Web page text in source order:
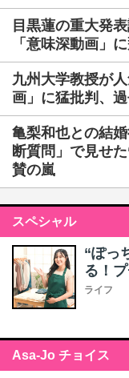
目黒蓮の重大発
「意味深動画」
九州大学教授が
画」に猛批判、
亀梨和也との結
断質問」で見せ
賛の嵐
スペシャル
“ぽっ
る！
ライフ
Asa-Jo チョイス